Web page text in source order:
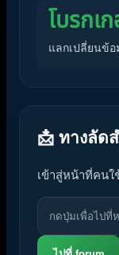
โบรกเ
แลกเปลี่ยนข้อ
📩 ทางลัด
เข้าสู่หน้าที่คนใ